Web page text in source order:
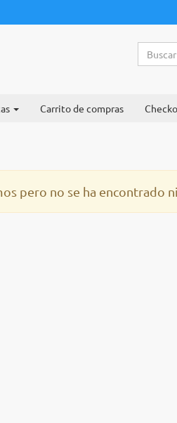
Carrito de compras
pero no se ha encontrado